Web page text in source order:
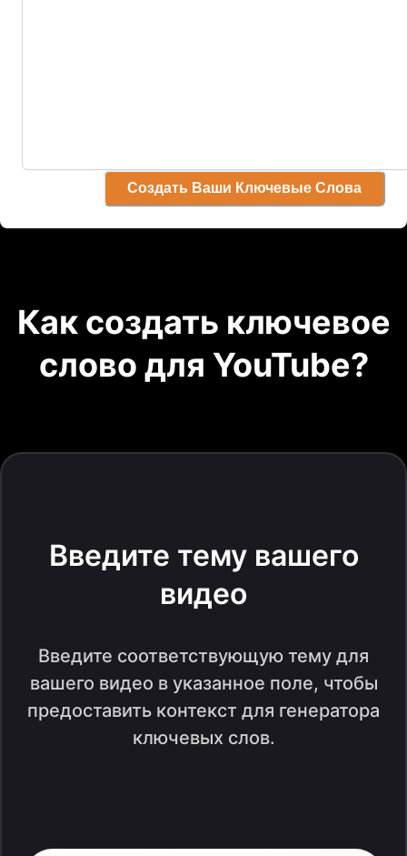
Создать Ваши Ключевые Слова
Как создать ключевое
слово для YouTube?
Введите тему вашего
видео
Введите соответствующую тему для
вашего видео в указанное поле, чтобы
предоставить контекст для генератора
ключевых слов.